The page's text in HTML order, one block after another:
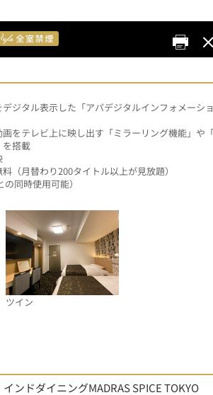
ジタル表示した「アパデジタルインフォメーショ
をテレビ上に映し出す「ミラーリング機能」や
を搭載
（月替わり200タイトル以上が見放題）
同時使用可能）
ツイン
インドダイニングMADRAS SPICE TOKYO